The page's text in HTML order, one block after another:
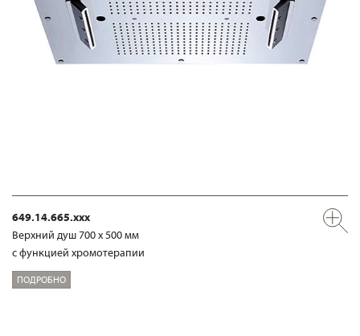
649.14.665.xxx
Верхний душ 700 х 500 мм
с функцией хромотерапии
ПОДРОБНО